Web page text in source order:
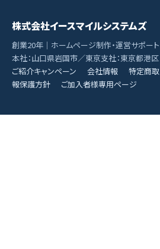
株式会社イースマイルシステムズ
創業20年｜ホームページ制作・運営サポート
本社：山口県岩国市／東京支社：東京都港区
ご紹介キャンペーン
会社情報 特定商
報保護方針
ご加入者様専用ページ